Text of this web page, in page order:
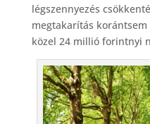
légszennyezés
megtakarítás korántsem
közel 24 millió forintnyi